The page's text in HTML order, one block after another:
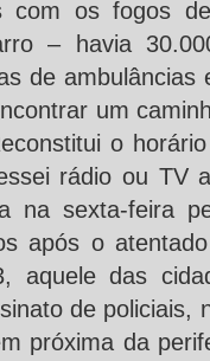
com os fogos
– havia
de ambulâncias
um
o
rádio ou TV
na sexta-feira
após o
aquele das
de policiais,
próxima da